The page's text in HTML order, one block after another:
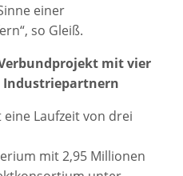
einer
so Gleiß.
mit vier
Industriepartnern
eine Laufzeit von drei
mit 2,95 Millionen